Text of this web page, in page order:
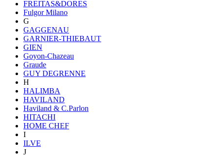
FREITAS&DORES
Fulgor Milano
G
GAGGENAU
GARNIER-THIEBAUT
GIEN
Goyon-Chazeau
Graude
GUY DEGRENNE
H
HALIMBA
HAVILAND
Haviland & C.Parlon
HITACHI
HOME CHEF
I
ILVE
J